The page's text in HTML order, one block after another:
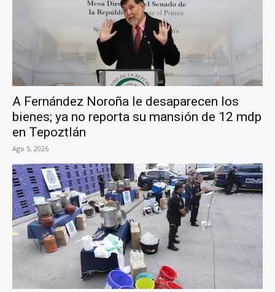
A Fernández Noroña le desaparecen los
bienes; ya no reporta su mansión de 12 mdp
en Tepoztlán
Ago 5, 2026